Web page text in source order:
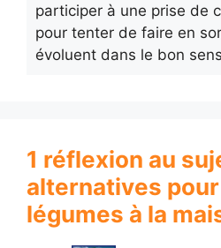
participer à une prise de
pour tenter de faire en
évoluent dans le bon
1 réflexion au
alternatives
légumes à la